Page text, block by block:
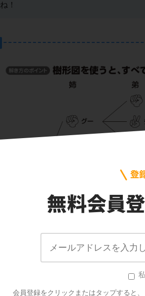
会員登録をクリックまたはタップすると、
ね！